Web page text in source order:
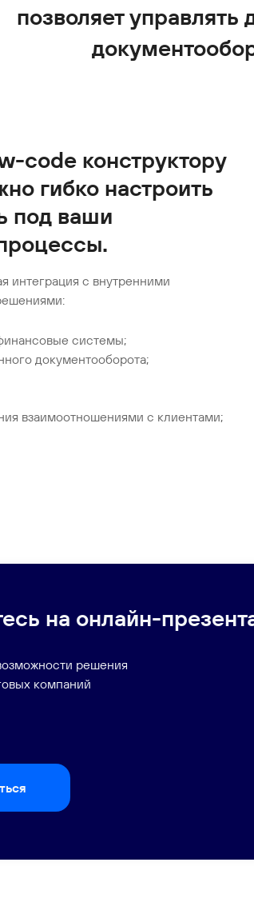
позволяет
системы;
документооборота;
взаимоотношениями с клиентами;
интеграция с внутренними
code конструктору
гибко настроить
под ваши
на онлайн-
решения
компаний